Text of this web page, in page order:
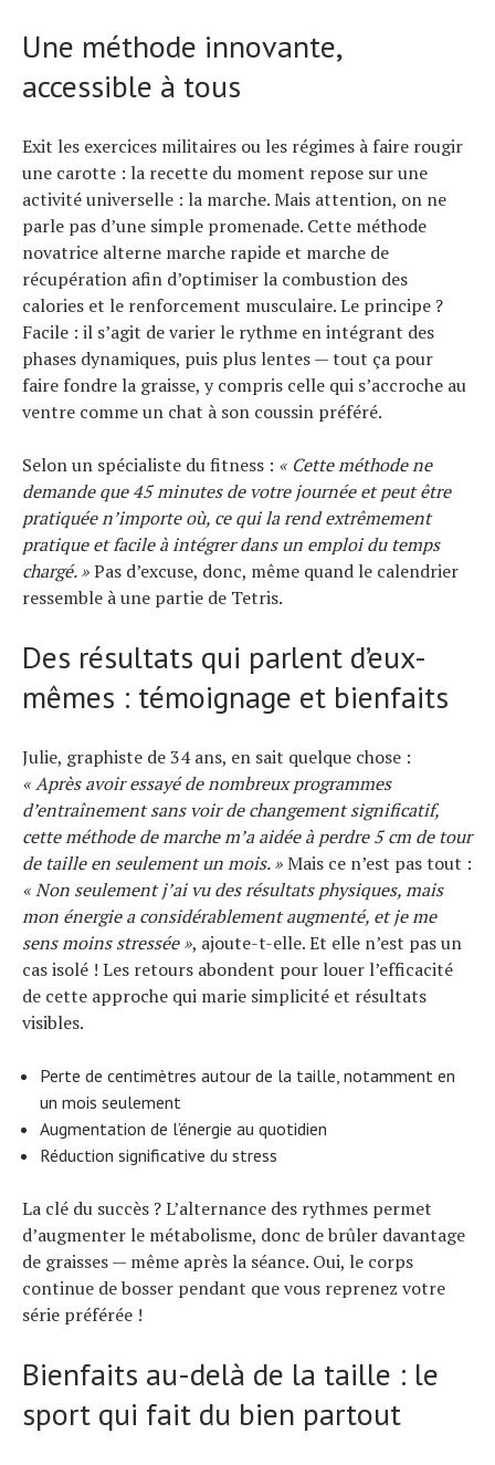
Une méthode innovante,
accessible à tous
Exit les exercices militaires ou les régimes à faire rougir
une carotte : la recette du moment repose sur une
activité universelle : la marche. Mais attention, on ne
parle pas d’une simple promenade. Cette méthode
novatrice alterne marche rapide et marche de
récupération afin d’optimiser la combustion des
calories et le renforcement musculaire. Le principe ?
Facile : il s’agit de varier le rythme en intégrant des
phases dynamiques, puis plus lentes — tout ça pour
faire fondre la graisse, y compris celle qui s’accroche au
ventre comme un chat à son coussin préféré.
Selon un spécialiste du fitness : « Cette méthode ne
demande que 45 minutes de votre journée et peut être
pratiquée n’importe où, ce qui la rend extrêmement
pratique et facile à intégrer dans un emploi du temps
chargé. »Pas d’excuse, donc, même quand le calendrier
ressemble à une partie de Tetris.
Des résultats qui parlent d’eux-
mêmes : témoignage et bienfaits
Julie, graphiste de 34 ans, en sait quelque chose :
« Après avoir essayé de nombreux programmes
d’entraînement sans voir de changement significatif,
cette méthode de marche m’a aidée à perdre 5 cm de tour
de taille en seulement un mois. »Mais ce n’est pas tout :
« Non seulement j’ai vu des résultats physiques, mais
mon énergie a considérablement augmenté, et je me
sens moins stressée », ajoute-t-elle. Et elle n’est pas un
cas isolé ! Les retours abondent pour louer l’efficacité
de cette approche qui marie simplicité et résultats
visibles.
Perte de centimètres autour de la taille, notamment en
un mois seulement
Augmentation de l’énergie au quotidien
Réduction significative du stress
La clé du succès ? L’alternance des rythmes permet
d’augmenter le métabolisme, donc de brûler davantage
de graisses — même après la séance. Oui, le corps
continue de bosser pendant que vous reprenez votre
série préférée !
Bienfaits au-delà de la taille : le
sport qui fait du bien partout
Tous nos articles